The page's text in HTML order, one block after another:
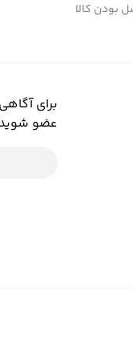
بودن کالا
برای
عضو شوید